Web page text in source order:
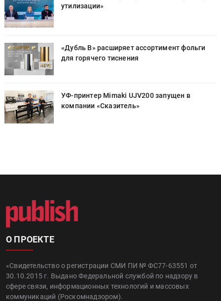
утилизации»
«Дубль В» расширяет ассортимент фольги
для горячего тиснения
УФ-принтер Mimaki UJV200 запущен в
компании «Сказитель»
О ПРОЕКТЕ
«Свидетельство о регистрации СМИ ПИ № ФС77-63551 от
30.10.2015 г. Выдано Федеральной службой по надзору в
сфере связи, информационных технологий и массовых
коммуникаций (Роскомнадзором).